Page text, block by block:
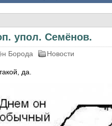
упол. Семёнов.
Борода Новости
да.